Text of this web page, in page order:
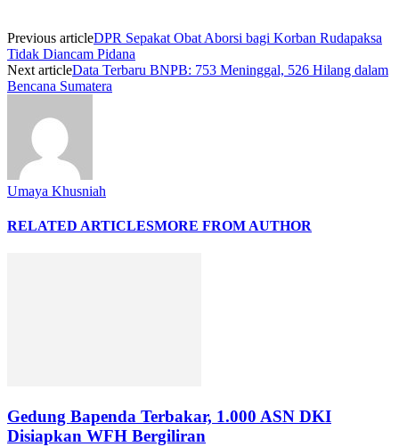
Previous articleDPR Sepakat Obat Aborsi bagi Korban Rudapaksa
Tidak Diancam Pidana
Next articleData Terbaru BNPB: 753 Meninggal, 526 Hilang dalam
Bencana Sumatera
Umaya Khusniah
RELATED ARTICLESMORE FROM AUTHOR
Gedung Bapenda Terbakar, 1.000 ASN DKI
Disiapkan WFH Bergiliran